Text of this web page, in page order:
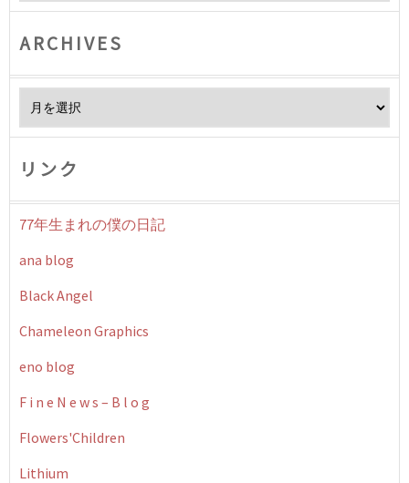
ARCHIVES
リンク
77年生まれの僕の日記
ana blog
Black Angel
Chameleon Graphics
eno blog
F i n e N e w s – B l o g
Flowers'Children
Lithium